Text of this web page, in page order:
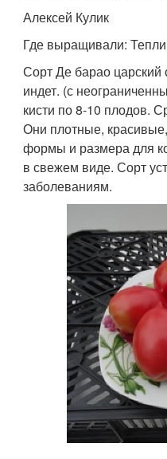
Алексей Кулик
Где выращивали:
Сорт Де барао
индет. (с
кисти по 8-10 плодов.
Они плотные,
формы и размера для
в свежем виде. Сорт
заболеваниям.